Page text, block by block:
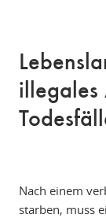
illegales
Nach einem
starben, muss